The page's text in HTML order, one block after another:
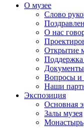
О музее
Слово
О нас
Открытие
Поддержка
Документы
Вопросы и
Наши
Экспозиция
Основная
Залы музея
Монастырь